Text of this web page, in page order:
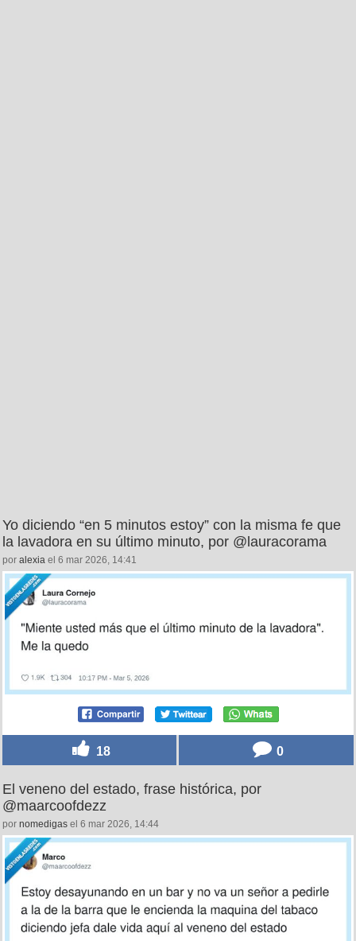
Yo diciendo “en 5 minutos estoy” con la misma fe que
la lavadora en su último minuto, por @lauracorama
por alexia el 6 mar 2026, 14:41
18 0
El veneno del estado, frase histórica, por
@maarcoofdezz
por nomedigas el 6 mar 2026, 14:44